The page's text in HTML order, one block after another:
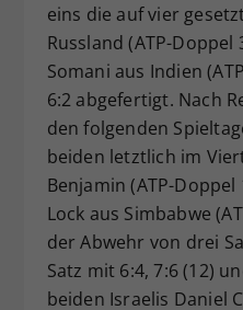
eins die auf vier
Russland (ATP-
Somani aus Indien
6:2 abgefertigt. Nach
den folgenden
beiden letztlich im
Benjamin (ATP-
Lock aus Simbabwe
der Abwehr von drei
Satz mit 6:4, 7:6 (12)
beiden Israelis Daniel